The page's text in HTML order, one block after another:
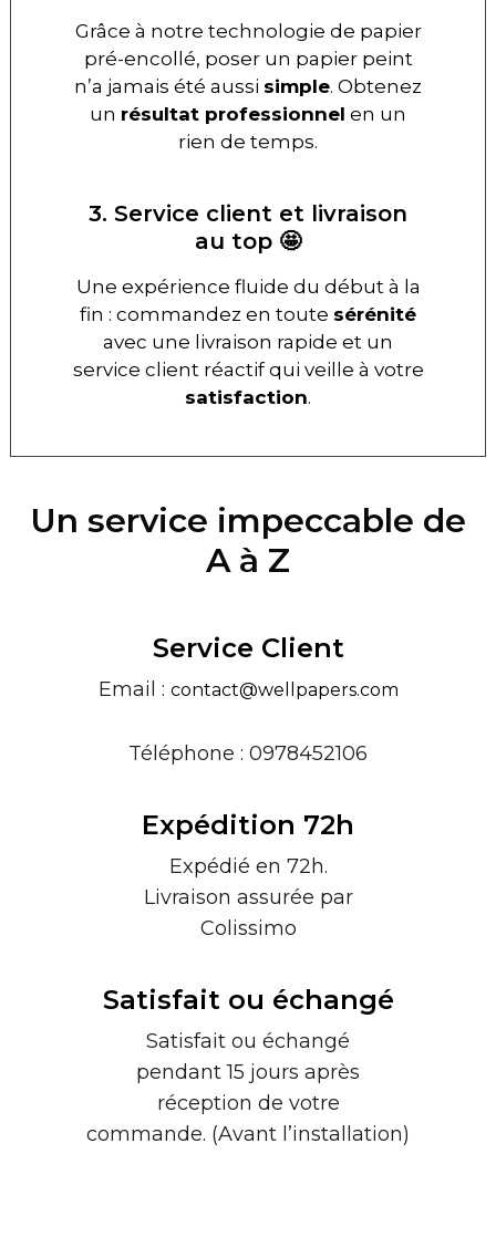
Grâce à notre technologie de papier
pré-encollé, poser un papier peint
n’a jamais été aussi simple. Obtenez
un résultat professionnel en un
rien de temps.
3. Service client et livraison
au top 🤩
Une expérience fluide du début à la
fin : commandez en toute sérénité
avec une livraison rapide et un
service client réactif qui veille à votre
satisfaction.
Un service impeccable de
A à Z
Service Client
Email : contact@wellpapers.com
Téléphone : 0978452106
Expédition 72h
Expédié en 72h.
Livraison assurée par
Colissimo
Satisfait ou échangé
Satisfait ou échangé
pendant 15 jours après
réception de votre
commande. (Avant l’installation)